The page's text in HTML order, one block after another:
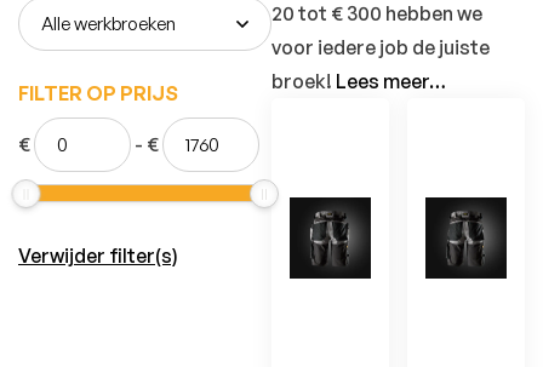
FILTER OP PRIJS
€ - €
Verwijder filter(s)
20 tot € 300 hebben we
voor iedere job de juiste
broek! Lees meer…